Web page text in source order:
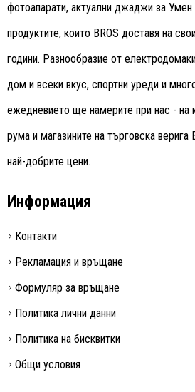
фотоапарати, актуални джаджи за
продуктите, които BROS доставя на
години. Разнообразие от
дом и всеки вкус, спортни уреди и
ежедневието ще намерите при нас - на
рума и магазините на търговска верига
най-добрите цени.
Информация
Контакти
Рекламация и връщане
Формуляр за връщане
Политика лични данни
Политика на бисквитки
Общи условия